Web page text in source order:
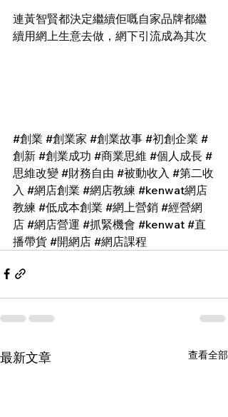
連黃智賢都決定繼續佢嘅自家品牌都繼
續用網上生意去做，網下引流成為其次
#創業 #創業家 #創業故事 #初創企業 #
創新 #創業成功 #商業思維 #個人成長 #
思維改變 #財務自由 #被動收入 #第二收
入 #網店創業 #網店教練 #kenwat網店
教練 #低成本創業 #網上營銷 #經營網
店 #網店營運 #抓緊機會 #kenwat #直
播帶貨 #開網店 #網店課程
最新文章 查看全部